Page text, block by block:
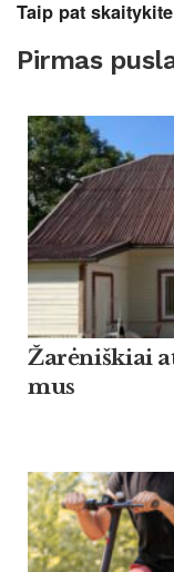
Taip pat
Pirmas
Žarė­niš­kiai
mus